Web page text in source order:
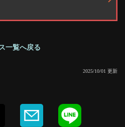
一覧へ戻る
2025/10/01 更新